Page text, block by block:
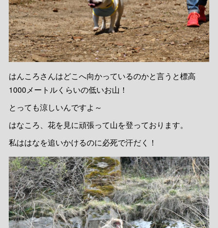
はんころさんはどこへ向かっているのかと言うと標高
1000メートルくらいの低いお山！
とっても涼しいんですよ～
はなころ、花を見に頑張って山を登っております。
私ははなを追いかけるのに必死で汗だく！